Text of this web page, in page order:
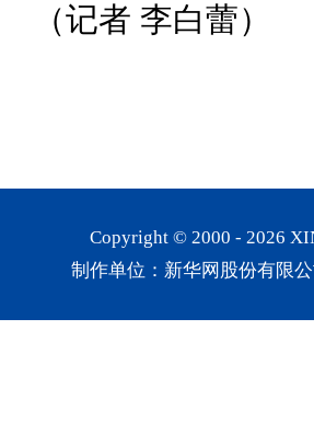
（记者 李白蕾）
Copyright © 2000 - 2026
制作单位：新华网股份有